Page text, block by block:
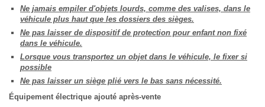
Ne jamais empiler d'objets lourds, comme des valises, dans le
véhicule plus haut que les dossiers des sièges.
Ne pas laisser de dispositif de protection pour enfant non fixé
dans le véhicule.
Lorsque vous transportez un objet dans le véhicule, le fixer si
possible
Ne pas laisser un siège plié vers le bas sans nécessité.
Équipement électrique ajouté après-vente